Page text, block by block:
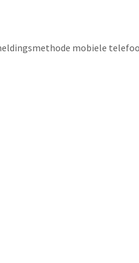
mobiele